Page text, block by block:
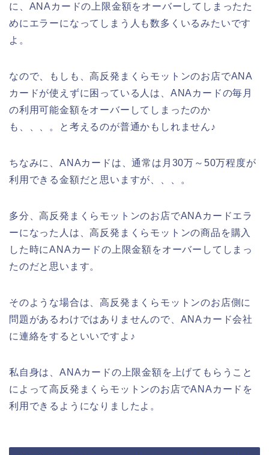
に、ANAカードの上限金額をオーバーしてしまったた
めにエラーになってしまう人も数多くいるみたいです
よ。
なので、もしも、高反発まくらモットンのお店でANA
カードが使えずに困っている人は、ANAカードの毎月
の利用可能金額をオーバーしてしまったのか
も、、、。と考えるのが普通かもしれません♪
ちなみに、ANAカードは、通常は月30万～50万程度が
利用できる金額だと思いますが、、、。
多分、高反発まくらモットンのお店でANAカードエラ
ーになった人は、高反発まくらモットンの商品を購入
した時にANAカードの上限金額をオーバーしてしまっ
たのだと思います。
そのような場合は、高反発まくらモットンのお店側に
問題があるわけではありませんので、ANAカード会社
に連絡をするといいですよ♪
私自身は、ANAカードの上限金額を上げてもらうこと
によって高反発まくらモットンのお店でANAカードを
利用できるようになりましたよ。